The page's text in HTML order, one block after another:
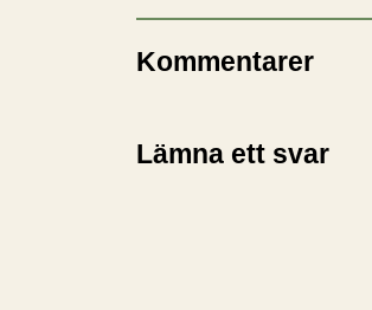
Kommentarer
Lämna ett svar